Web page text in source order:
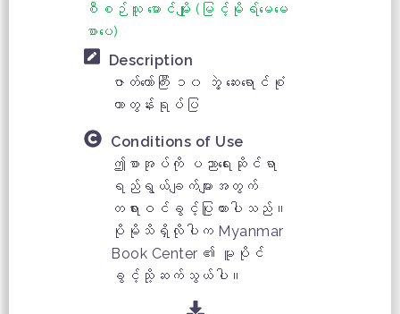
စီစဉ်သူ မောင်မျိုး (မြင့်မိုရ်မေမေ
စာပေ)
Description
ဇာတ်တော်ကြီး ၁၀ ဘွဲ့ ဆေးရောင်စုံ
ကာတွန်းရုပ်ပြ
Conditions of Use
ဤစာအုပ်ကို ပညာရေးဆိုင်ရာ
ရည်ရွယ်ချက်များအတွက်
တရားဝင်ခွင့်ပြုထားပါသည်။
ပိုမိုသိရှိလိုပါက Myanmar
Book Center ၏ မူပိုင်
ခွင့်သို့ဆက်သွယ်ပါ။